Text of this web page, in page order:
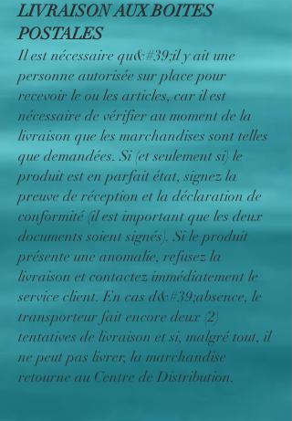
LIVRAISON AUX BOITES
POSTALES
Il est nécessaire qu&#39;il y ait une
personne autorisée sur place pour
recevoir le ou les articles, car il est
nécessaire de vérifier au moment de la
livraison que les marchandises sont telles
que demandées. Si (et seulement si) le
produit est en parfait état, signez la
preuve de réception et la déclaration de
conformité (il est important que les deux
documents soient signés). Si le produit
présente une anomalie, refusez la
livraison et contactez immédiatement le
service client. En cas d&#39;absence, le
transporteur fait encore deux (2)
tentatives de livraison et si, malgré tout, il
ne peut pas livrer, la marchandise
retourne au Centre de Distribution.